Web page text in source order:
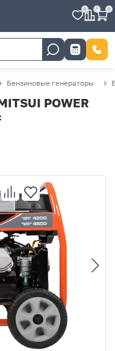
0 0 0
Бензиновые генераторы
POWER